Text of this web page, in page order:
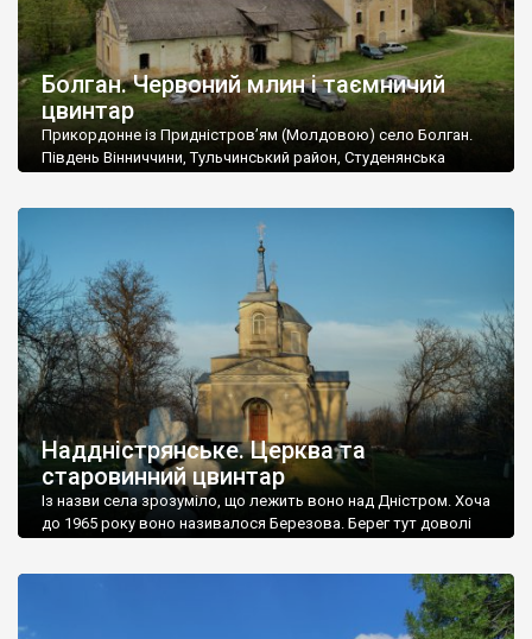
Болган. Червоний млин і таємничий
цвинтар
Прикордонне із Придністров’ям (Молдовою) село Болган.
Південь Вінниччини, Тульчинський район, Студенянська
старовинний цвинтар із кам’яними хрестами. Всі епітафії, які
збереглися, написані кирилицею, церковнослов’янською
мовою. За всіма традиційними ознаками – цвинтар
український. Хрести датуються 19 століттям. У 1924-1940
роках Болган […]
Наддністрянське. Церква та
старовинний цвинтар
Із назви села зрозуміло, що лежить воно над Дністром. Хоча
до 1965 року воно називалося Березова. Берег тут доволі
Наддністрянське відрізняється від більшості навколишніх
сіл. У селі є мурована Михайлівська церква. Точної дати […]